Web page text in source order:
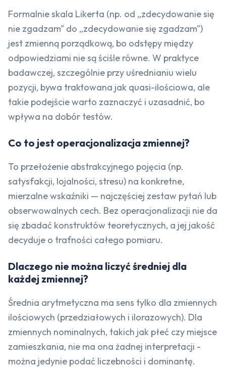
Formalnie skala Likerta (np. od „zdecydowanie się
nie zgadzam" do „zdecydowanie się zgadzam")
jest zmienną porządkową, bo odstępy między
odpowiedziami nie są ściśle równe. W praktyce
badawczej, szczególnie przy uśrednianiu wielu
pozycji, bywa traktowana jak quasi-ilościowa, ale
takie podejście warto zaznaczyć i uzasadnić, bo
wpływa na dobór testów.
Co to jest operacjonalizacja zmiennej?
To przełożenie abstrakcyjnego pojęcia (np.
satysfakcji, lojalności, stresu) na konkretne,
mierzalne wskaźniki — najczęściej zestaw pytań lub
obserwowalnych cech. Bez operacjonalizacji nie da
się zbadać konstruktów teoretycznych, a jej jakość
decyduje o trafności całego pomiaru.
Dlaczego nie można liczyć średniej dla
każdej zmiennej?
Średnia arytmetyczna ma sens tylko dla zmiennych
ilościowych (przedziałowych i ilorazowych). Dla
zmiennych nominalnych, takich jak płeć czy miejsce
zamieszkania, nie ma ona żadnej interpretacji -
można jedynie podać liczebności i dominantę.